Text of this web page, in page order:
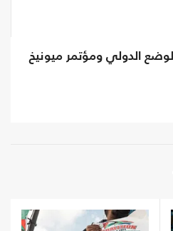
الوضع الدولي ومؤتمر ميونيخ